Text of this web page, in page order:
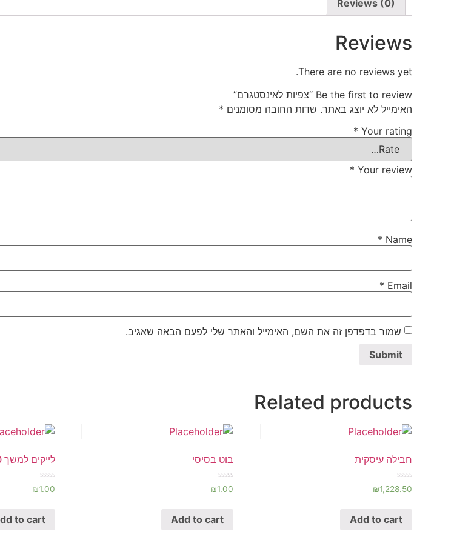
Reviews (0)
Reviews
There are no reviews yet.
Be the first to review “צפיות לאינסטגרם”
האימייל לא יוצג באתר. שדות החובה מסומנים *
Your rating
*
Your review
*
Name
*
Email
*
שמור בדפדפן זה את השם, האימייל והאתר שלי לפעם הבאה שאגיב.
Related products
חבילה עיסקית
Rated
0
₪1,228.50
Add to cart
בוט בסיסי
Rated
0
₪1.00
Add to cart
לייקים למשך 30 יום
Rated
0
₪1.00
to cart